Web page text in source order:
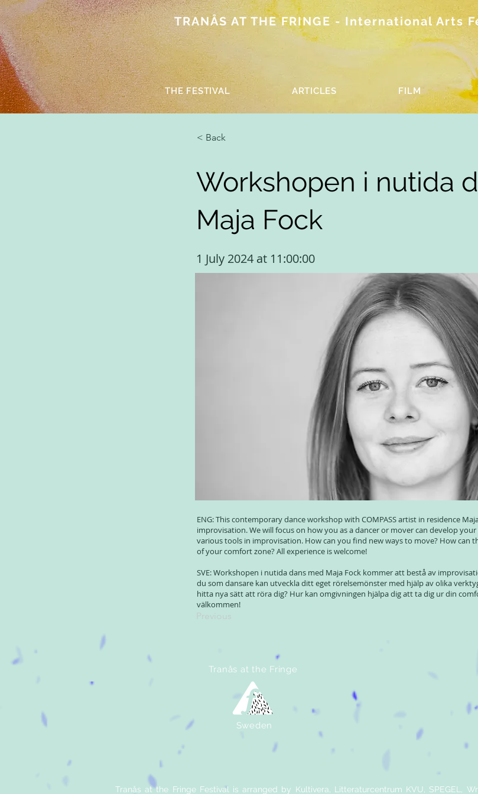
TRANÅS AT THE FRINGE - International Arts
THE FESTIVAL ARTICLES FILM
< Back
Workshopen i nutida
Maja Fock
1 July 2024 at 11:00:00
ENG: This contemporary dance workshop with COMPASS artist in residence
improvisation. We will focus on how you as a dancer or mover can develop
various tools in improvisation. How can you find new ways to move? How can
of your comfort zone? All experience is welcome!
SVE: Workshopen i nutida dans med Maja Fock kommer att bestå av
du som dansare kan utveckla ditt eget rörelsemönster med hjälp av olika
hitta nya sätt att röra dig? Hur kan omgivningen hjälpa dig att ta dig ur din
välkommen!
Previous
Tranås at the Fringe
Sweden
Tranås at the Fringe Festival is arranged by Kultivera, Litteraturcentrum KVU, SPEGEL,